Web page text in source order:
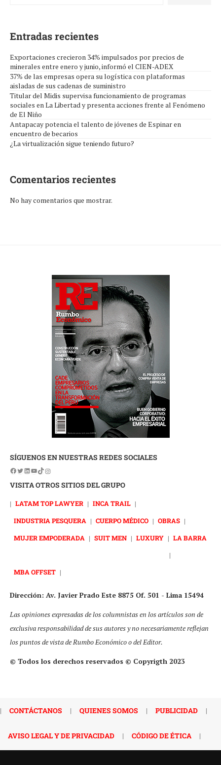
Entradas recientes
Exportaciones crecieron 34% impulsados por precios de
minerales entre enero y junio, informó el CIEN-ADEX
37% de las empresas opera su logística con plataformas
aisladas de sus cadenas de suministro
Titular del Midis supervisa funcionamiento de programas
sociales en La Libertad y presenta acciones frente al Fenómeno
de El Niño
Antapacay potencia el talento de jóvenes de Espinar en
encuentro de becarios
¿La virtualización sigue teniendo futuro?
Comentarios recientes
No hay comentarios que mostrar.
SÍGUENOS EN NUESTRAS REDES SOCIALES
VISITA OTROS SITIOS DEL GRUPO
| LATAM TOP LAWYER | INCA TRAIL |
INDUSTRIA PESQUERA | CUERPO MÉDICO | OBRAS |
MUJER EMPODERADA | SUIT MEN | LUXURY | LA BARRA
|
MBA OFFSET |
Dirección: Av. Javier Prado Este 8875 Of. 501 - Lima 15494
Las opiniones expresadas de los columnistas en los artículos son de
exclusiva responsabilidad de sus autores y no necesariamente reflejan
los puntos de vista de Rumbo Económico o del Editor.
© Todos los derechos reservados © Copyrigth 2023
| CONTÁCTANOS | QUIENES SOMOS | PUBLICIDAD |
AVISO LEGAL Y DE PRIVACIDAD | CÓDIGO DE ÉTICA |